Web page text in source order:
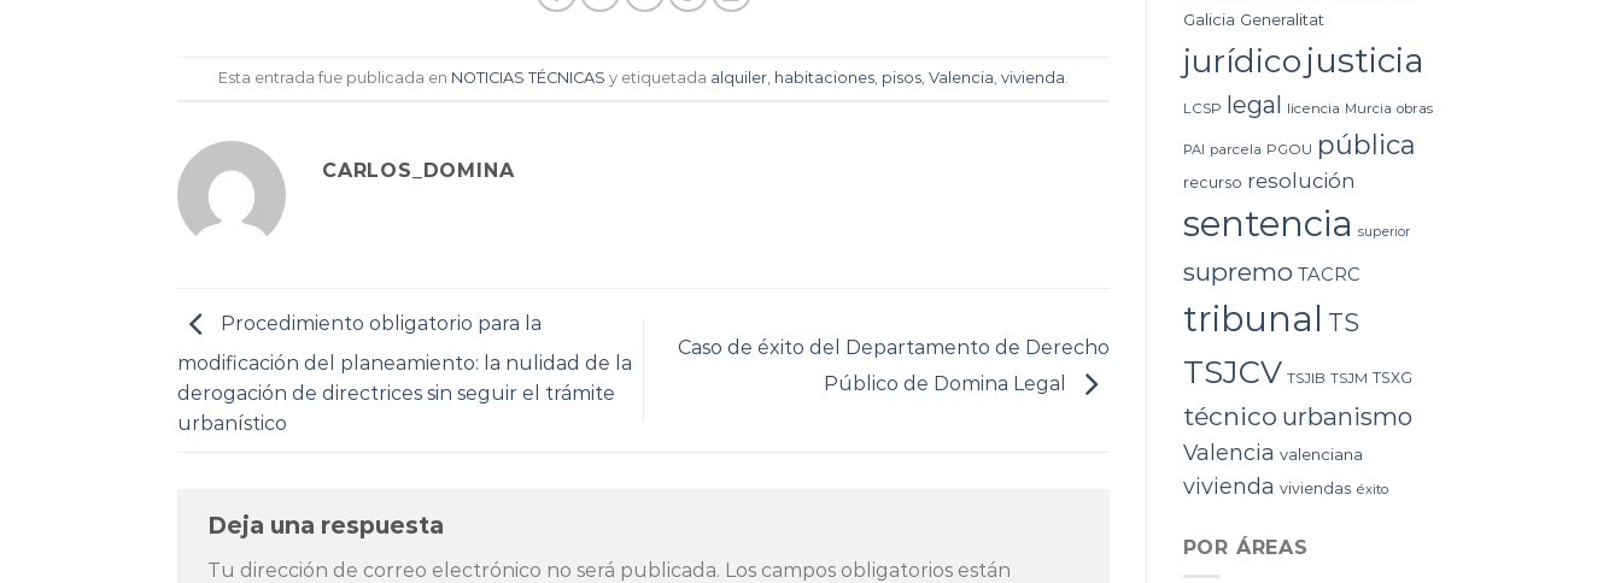
Esta entrada fue publicada en NOTICIAS TÉCNICAS y etiquetada alquiler, habitaciones, pisos, Valencia vivienda
CARLOS_DOMINA
Procedimiento obligatorio para la
modificación del planeamiento: la nulidad de la
derogación de directrices sin seguir el trámite
urbanístico
Caso de éxito del Departamento de Derecho
Público de Domina Legal
Deja una respuesta
Tu dirección de correo electrónico no será publicada. Los campos obligatorios están
Galicia Generalitat
jurídico justicia
LCSP legal licencia Murcia obras
PAI parcela PGOU pública
recurso resolución
sentencia superior
supremo TACRC
tribunal TS
TSJCV TSJIB TSJM TSXG
técnico urbanismo
Valencia valenciana
vivienda viviendas éxito
POR ÁREAS